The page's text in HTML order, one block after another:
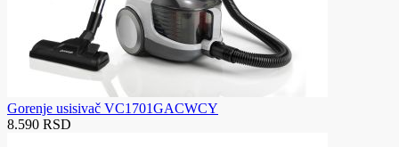
Gorenje usisivač VC1701GACWCY
8.590 RSD